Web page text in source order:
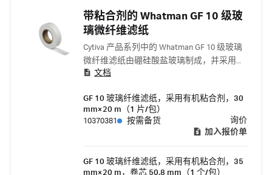
带粘合剂的 Whatman GF 10 级玻
璃微纤维滤纸
Cytiva 产品系列中的 Whatman GF 10 级玻璃
微纤维滤纸由硼硅酸盐玻璃制成，并采用有
机粘合剂增强，具有高度机械稳定性。
文档
GF 10 玻璃纤维滤纸，采用有机粘合剂，30
mm×20 m（1 片/包）
10370381
按需备货
询价
加入报价单
GF 10 玻璃纤维滤纸，采用有机粘合剂，35
mm×20 m，卷芯 50.8 mm（1 个/包）